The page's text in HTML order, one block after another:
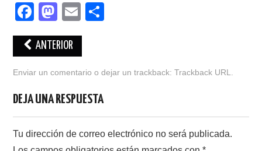
F
a
c
e
o
o
k
M
a
st
o
o
n
E
m
p
ANTERIOR
Enviar un comentario o dejar un trackback:Trackback URL
DEJA UNA RESPUESTA
Tu dirección de correo electrónico no será publicada.